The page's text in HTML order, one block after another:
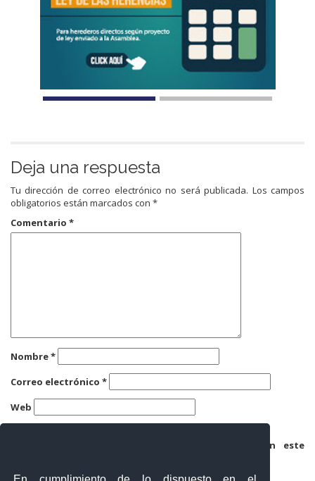
Deja una respuesta
Tu dirección de correo electrónico no será publicada. Los campos
obligatorios están marcados con *
Comentario *
Nombre*
Correo electrónico *
Web
Guarda mi nombre, correo electrónico y web en este